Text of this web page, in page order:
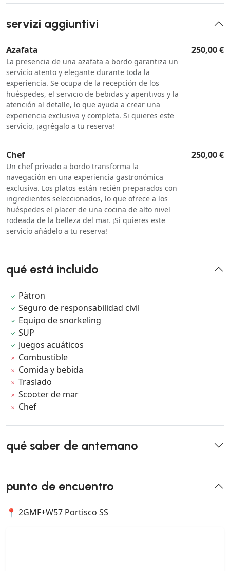
servizi aggiuntivi
Azafata
La presencia de una azafata a bordo garantiza un
servicio atento y elegante durante toda la
experiencia. Se ocupa de la recepción de los
huéspedes, el servicio de bebidas y aperitivos y la
atención al detalle, lo que ayuda a crear una
experiencia exclusiva y completa. Si quieres este
servicio, ¡agrégalo a tu reserva!
250,00 €
Chef
Un chef privado a bordo transforma la
navegación en una experiencia gastronómica
exclusiva. Los platos están recién preparados con
ingredientes seleccionados, lo que ofrece a los
huéspedes el placer de una cocina de alto nivel
rodeada de la belleza del mar. ¡Si quieres este
servicio añádelo a tu reserva!
250,00 €
qué está incluido
Pàtron
Seguro de responsabilidad civil
Equipo de snorkeling
SUP
Juegos acuáticos
Combustible
Comida y bebida
Traslado
Scooter de mar
Chef
qué saber de antemano
punto de encuentro
📍 2GMF+W57 Portisco SS